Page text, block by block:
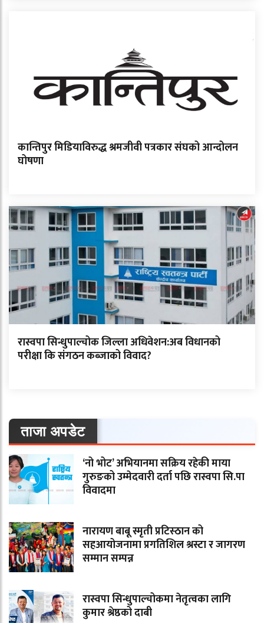
कान्तिपुर मिडियाविरुद्ध श्रमजीवी पत्रकार संघको आन्दोलन
घोषणा
रास्वपा सिन्धुपाल्चोक जिल्ला अधिवेशन:अब विधानको
परीक्षा कि संगठन कब्जाको विवाद?
ताजा अपडेट
‘नो भोट’ अभियानमा सक्रिय रहेकी माया
गुरुङको उम्मेदवारी दर्ता पछि रास्वपा सि.पा
विवादमा
नारायण बाबू स्मृती प्रटिस्ठान को
सहआयोजनामा प्रगतिशिल श्रस्टा र जागरण
सम्मान सम्पन्न
रास्वपा सिन्धुपाल्चोकमा नेतृत्वका लागि
कुमार श्रेष्ठको दाबी